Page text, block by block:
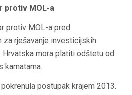
protiv MOL-a
protiv MOL-a pred
za rješavanje investicijskih
Hrvatska mora platiti odštetu od
kamatama.
postupak krajem 2013.